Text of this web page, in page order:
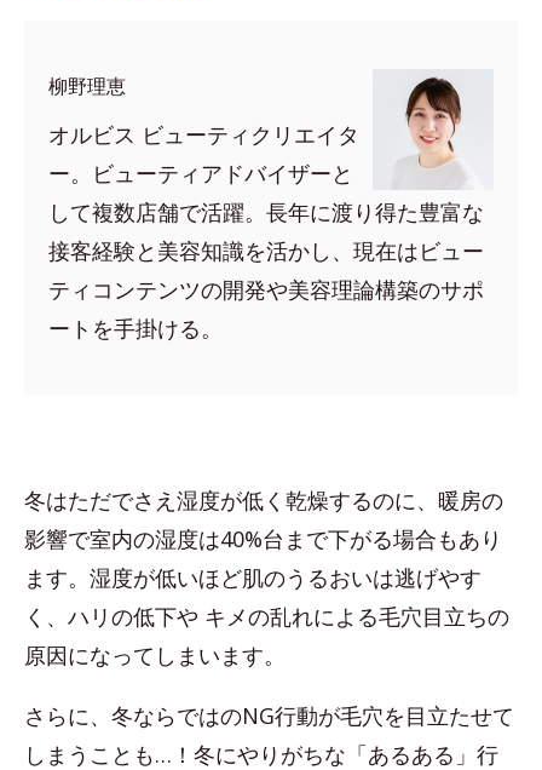
柳野理恵
オルビス ビューティクリエイタ
ー。ビューティアドバイザーと
して複数店舗で活躍。長年に渡り得た豊富な
接客経験と美容知識を活かし、現在はビュー
ティコンテンツの開発や美容理論構築のサポ
ートを手掛ける。
冬はただでさえ湿度が低く乾燥するのに、暖房の
影響で室内の湿度は40%台まで下がる場合もあり
ます。湿度が低いほど肌のうるおいは逃げやす
く、ハリの低下や キメの乱れによる毛穴目立ちの
原因になってしまいます。
さらに、冬ならではのNG行動が毛穴を目立たせて
しまうことも…！冬にやりがちな「あるある」行